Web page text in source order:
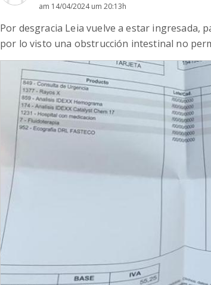
am 14/04/2024 um 20:13h
Por desgracia Leia vuelve a estar ingresada,
por lo visto una obstrucción intestinal no